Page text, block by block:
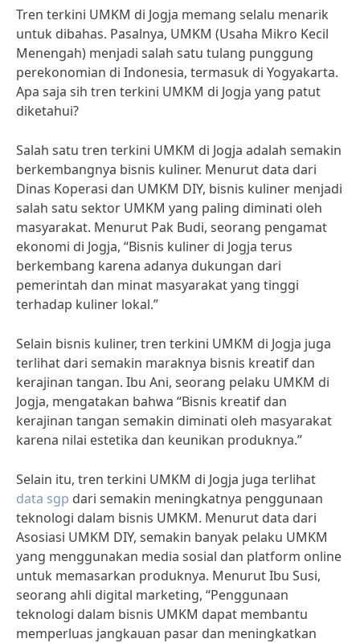
Tren terkini UMKM di Jogja memang selalu menarik
untuk dibahas. Pasalnya, UMKM (Usaha Mikro Kecil
Menengah) menjadi salah satu tulang punggung
perekonomian di Indonesia, termasuk di Yogyakarta.
Apa saja sih tren terkini UMKM di Jogja yang patut
diketahui?
Salah satu tren terkini UMKM di Jogja adalah semakin
berkembangnya bisnis kuliner. Menurut data dari
Dinas Koperasi dan UMKM DIY, bisnis kuliner menjadi
salah satu sektor UMKM yang paling diminati oleh
masyarakat. Menurut Pak Budi, seorang pengamat
ekonomi di Jogja, “Bisnis kuliner di Jogja terus
berkembang karena adanya dukungan dari
pemerintah dan minat masyarakat yang tinggi
terhadap kuliner lokal.”
Selain bisnis kuliner, tren terkini UMKM di Jogja juga
terlihat dari semakin maraknya bisnis kreatif dan
kerajinan tangan. Ibu Ani, seorang pelaku UMKM di
Jogja, mengatakan bahwa “Bisnis kreatif dan
kerajinan tangan semakin diminati oleh masyarakat
karena nilai estetika dan keunikan produknya.”
Selain itu, tren terkini UMKM di Jogja juga terlihat
data sgp dari semakin meningkatnya penggunaan
teknologi dalam bisnis UMKM. Menurut data dari
Asosiasi UMKM DIY, semakin banyak pelaku UMKM
yang menggunakan media sosial dan platform online
untuk memasarkan produknya. Menurut Ibu Susi,
seorang ahli digital marketing, “Penggunaan
teknologi dalam bisnis UMKM dapat membantu
memperluas jangkauan pasar dan meningkatkan